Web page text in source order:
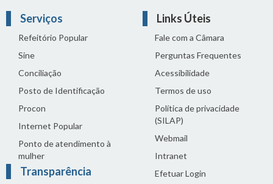
Serviços
Refeitório Popular
Sine
Conciliação
Posto de Identificação
Procon
Internet Popular
Ponto de atendimento à
mulher
Transparência
Links Úteis
Fale com a Câmara
Perguntas Frequentes
Acessibilidade
Termos de uso
Política de privacidade
(SILAP)
Webmail
Intranet
Efetuar Login